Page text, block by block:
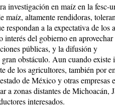
investigación en maíz en la fesc-
maíz, altamente rendidoras,
respondan a la expectativa de los
del gobierno en aprovechar
públicas, y la difusión y
obstáculo. Aun cuando existe
de los agricultores, también por
de Mé­xi­co y otras empresas
a zonas distantes de Michoacán,
interesados.